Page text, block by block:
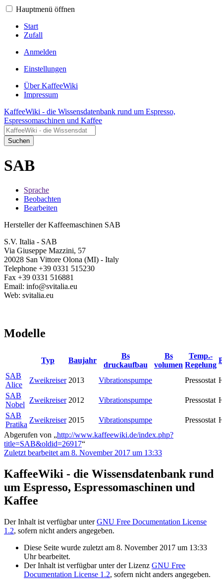
Hauptmenü öffnen
Start
Zufall
Anmelden
Einstellungen
Über KaffeeWiki
Impressum
KaffeeWiki - die Wissensdatenbank rund um Espresso,
Espressomaschinen und Kaffee
Suchen
SAB
Sprache
Beobachten
Bearbeiten
Hersteller der Kaffeemaschinen SAB
S.V. Italia - SAB
Via Giuseppe Mazzini, 57
20028 San Vittore Olona (MI) - Italy
Telephone +39 0331 515230
Fax +39 0331 516881
Email: info@svitalia.eu
Web: svitalia.eu
Modelle
Typ Baujahr
Bs
druckaufbau
Bs
volumen
Temp.-
Regelung
SAB
Alice
Zweikreiser 2013 Vibrationspumpe Pressostat
SAB
Nobel
Zweikreiser 2012 Vibrationspumpe Pressostat
SAB
Pratika
Zweikreiser 2015 Vibrationspumpe Pressostat
Abgerufen von „http://www.kaffeewiki.de/index.php?
title=SAB&oldid=26917“
Zuletzt bearbeitet am 8. November 2017 um 13:33
KaffeeWiki - die Wissensdatenbank rund
um Espresso, Espressomaschinen und
Kaffee
Der Inhalt ist verfügbar unterGNU Free Documentation License
1.2, sofern nicht anders angegeben.
Diese Seite wurde zuletzt am 8. November 2017 um 13:33
Uhr bearbeitet.
Der Inhalt ist verfügbar unter der Lizenz GNU Free
Documentation License 1.2, sofern nicht anders angegeben.